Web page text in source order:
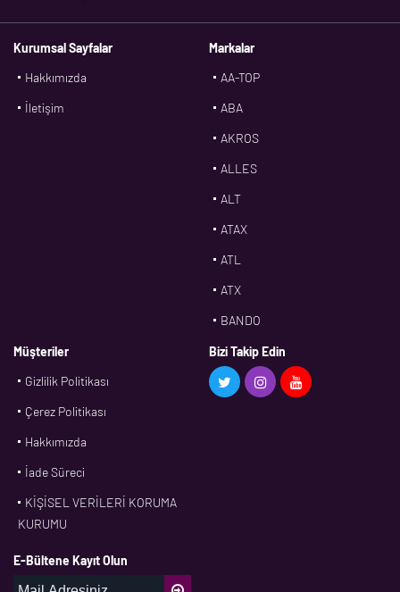
Kurumsal Sayfalar
Hakkımızda
İletişim
Markalar
AA-TOP
ABA
AKROS
ALLES
ALT
ATAX
ATL
ATX
BANDO
BMS
CDF
Müşteriler
Gizlilik Politikası
Çerez Politikası
Hakkımızda
İade Süreci
KİŞİSEL VERİLERİ KORUMA
KURUMU
Bizi Takip Edin
E-Bültene Kayıt Olun